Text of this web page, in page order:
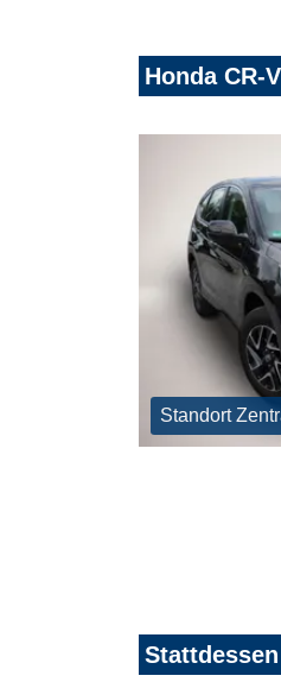
Honda CR-
Standort